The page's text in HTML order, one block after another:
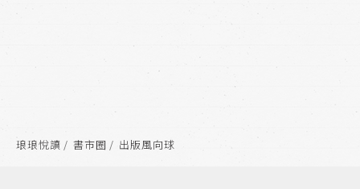
琅琅悅讀 書市圈 出版風向球